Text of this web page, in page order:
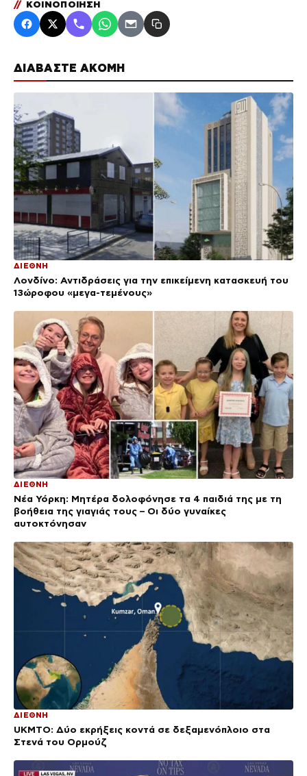
ΔΙΑΒΑΣΤΕ ΑΚΟΜΗ
ΔΙΕΘΝΗ
Λονδίνο: Αντιδράσεις για την επικείμενη κατασκευή του
13ώροφου «μεγα-τεμένους»
ΔΙΕΘΝΗ
Νέα Υόρκη: Μητέρα δολοφόνησε τα 4 παιδιά της με τη
βοήθεια της γιαγιάς τους – Οι δύο γυναίκες
αυτοκτόνησαν
ΔΙΕΘΝΗ
UKMTO: Δύο εκρήξεις κοντά σε δεξαμενόπλοιο στα
Στενά του Ορμούζ
// ΚΟΙΝΟΠΟΙΗΣΗ